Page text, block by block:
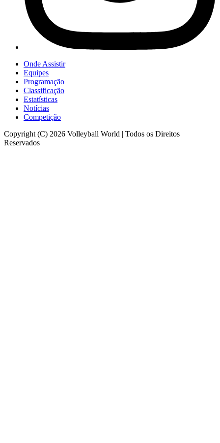
Onde Assistir
Equipes
Programação
Classificação
Estatísticas
Notícias
Competição
Copyright (C) 2026 Volleyball World | Todos os Direitos
Reservados